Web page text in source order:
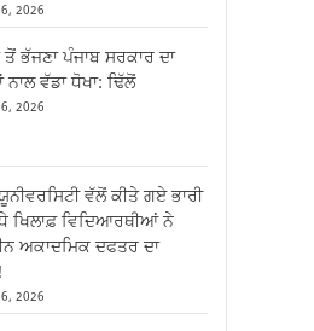
2026
ਭੱਜਣਾ ਪੰਜਾਬ ਸਰਕਾਰ ਦਾ
ਨਾਲ ਵੱਡਾ ਧੋਖਾ: ਢਿੱਲੋਂ
2026
ਵੱਲੋਂ ਕੀਤੇ ਗਏ ਭਾਰੀ
ਖਿਲਾਫ਼ ਵਿਦਿਆਰਥੀਆਂ ਨੇ
ਅਕਾਦਮਿਕ ਦਫਤਰ ਦਾ
2026